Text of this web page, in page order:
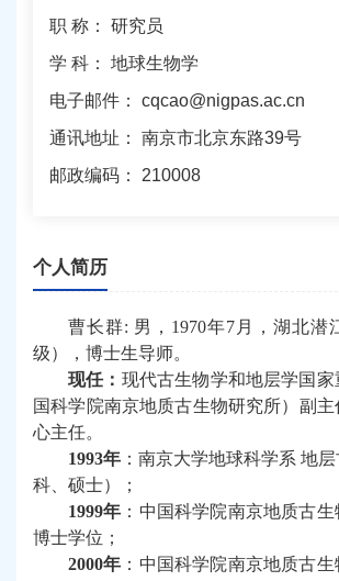
职 称： 研究员
学 科： 地球生物学
电子邮件：
cqcao@nigpas.ac.cn
通讯地址：
南京市北京东路39号
邮政编码：
210008
个人简历
曹长群: 男， 1970年7 月，湖北潜
级），博士生导师。
现任： 现代古生物学和地层学国家
国科学院南京地质古生物研究所）副
心主任。
1993年 ：南京大学地球科学系 地层
科、硕士）；
1999年 ：中国科学院南京地质古
博士学位；
2000年 ：中国科学院南京地质古